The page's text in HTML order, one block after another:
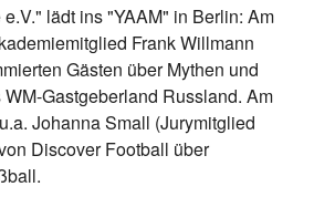
lädt ins "YAAM" in Berlin: Am
Frank Willmann
Gästen über Mythen und
Gastgeberland Russland. Am
Johanna Small (Jurymitglied
Discover Football über